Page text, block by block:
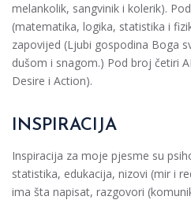
melankolik, sangvinik i kolerik).
(matematika, logika, statistika i
zapovijed (Ljubi gospodina Boga
dušom i snagom.) Pod broj četiri
Desire i Action).
INSPIRACIJA
Inspiracija za moje pjesme su
statistika, edukacija, nizovi (mir i
ima šta napisat, razgovori